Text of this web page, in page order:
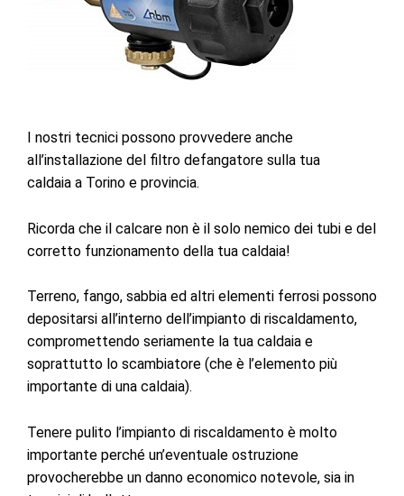
I nostri tecnici possono provvedere anche
all’installazione del filtro defangatore sulla tua
caldaia a Torino e provincia.
Ricorda che il calcare non è il solo nemico dei tubi e del
corretto funzionamento della tua caldaia!
Terreno, fango, sabbia ed altri elementi ferrosi possono
depositarsi all’interno dell’impianto di riscaldamento,
compromettendo seriamente la tua caldaia e
soprattutto lo scambiatore (che è l’elemento più
importante di una caldaia).
Tenere pulito l’impianto di riscaldamento è molto
importante perché un’eventuale ostruzione
provocherebbe un danno economico notevole, sia in